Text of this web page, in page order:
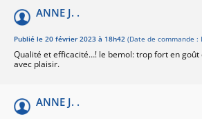
ANNE J. .
Publié le 20 février 2023 à 18h42 (Date de commande :
Qualité et efficacité…! le bemol: trop fort en goût
avec plaisir.
ANNE J. .